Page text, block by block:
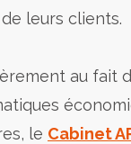
leurs clients.
au fait
le Cabinet